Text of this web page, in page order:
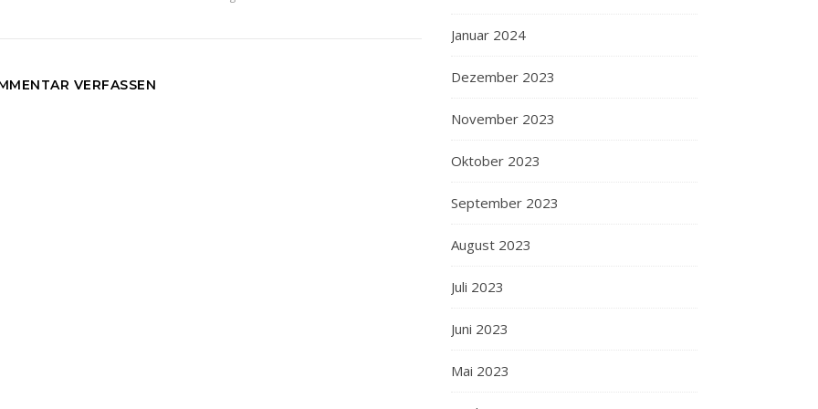
VERFASSEN
Januar 2024
Dezember 2023
November 2023
Oktober 2023
September 2023
August 2023
Juli 2023
Juni 2023
Mai 2023